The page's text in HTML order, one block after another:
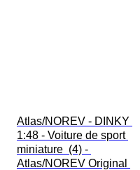
Atlas/NOREV - DINKY
1:48 - Voiture de sport
miniature  (4) -
Atlas/NOREV Original